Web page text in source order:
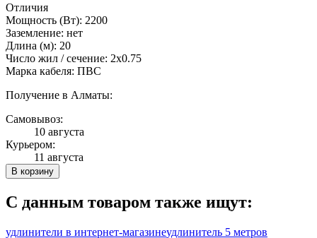
Отличия
Мощность (Вт): 2200
Заземление: нет
Длина (м): 20
Число жил / сечение: 2х0.75
Марка кабеля: ПВС
Получение в Алматы:
Самовывоз:
10 августа
Курьером:
11 августа
В корзину
С данным товаром также ищут:
удлинители в интернет-магазинеудлинитель 5 метров